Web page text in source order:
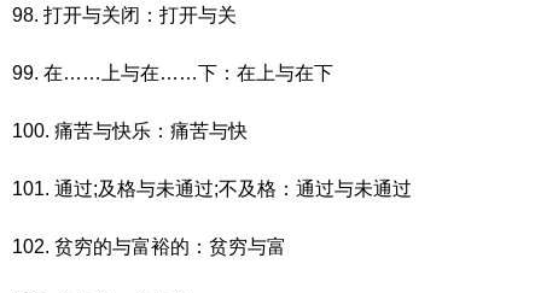
98. 打开与关闭：打开与关
99. 在……上与在……下：在上与在下
100. 痛苦与快乐：痛苦与快
101. 通过;及格与未通过;不及格：通过与未通过
102. 贫穷的与富裕的：贫穷与富